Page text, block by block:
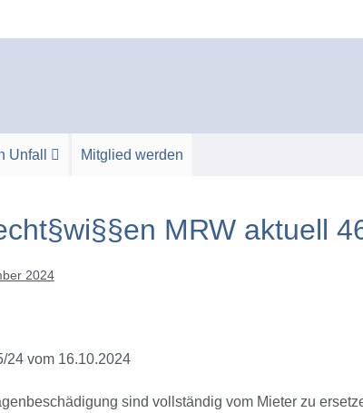
Unfall Mitglied werden
MRW aktuell
2024
24 vom 16.10.2024
sind vollständig vom Mieter zu